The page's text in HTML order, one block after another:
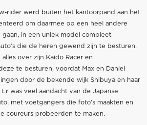
rider werd buiten het kantoorpand aan het
om daarmee op een heel andere
gaan, in een uniek model compleet
die de heren gewend zijn te besturen.
over zijn Kaido Racer en
te besturen, voordat Max en Daniel
door de bekende wijk Shibuya en haar
was veel aandacht van de Japanse
met voetgangers die foto’s maakten en
coureurs probeerden te maken.